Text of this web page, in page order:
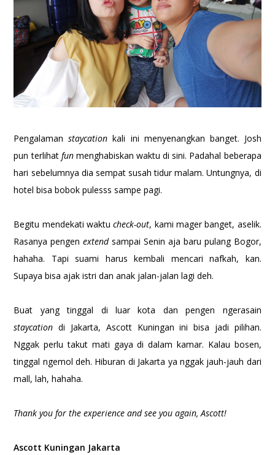
Pengalamanstaycationkali ini menyenangkan banget. Josh
pun terlihat fun menghabiskan waktu di sini. Padahal beberapa
hari sebelumnya dia sempat susah tidur malam. Untungnya, di
hotel bisa bobok pulesss sampe pagi.
Begitu mendekati waktucheck-out, kami mager banget, aselik.
Rasanya pengenextendsampai Senin aja baru pulang Bogor,
hahaha. Tapi suami harus kembali mencari nafkah, kan.
Supaya bisa ajak istri dan anak jalan-jalan lagi deh.
Buat yang tinggal di luar kota dan pengen ngerasain
staycationdi Jakarta, Ascott Kuningan ini bisa jadi pilihan.
Nggak perlu takut mati gaya di dalam kamar. Kalau bosen,
tinggal ngemol deh. Hiburan di Jakarta ya nggak jauh-jauh dari
mall, lah, hahaha.
Thank you for the experience and see you again, Ascott!
Ascott Kuningan Jakarta